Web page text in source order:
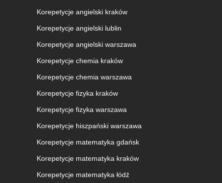
Korepetycje angielski kraków
Korepetycje angielski lublin
Korepetycje angielski warszawa
Korepetycje chemia kraków
Korepetycje chemia warszawa
Korepetycje fizyka kraków
Korepetycje fizyka warszawa
Korepetycje hiszpański warszawa
Korepetycje matematyka gdańsk
Korepetycje matematyka kraków
Korepetycje matematyka łódź